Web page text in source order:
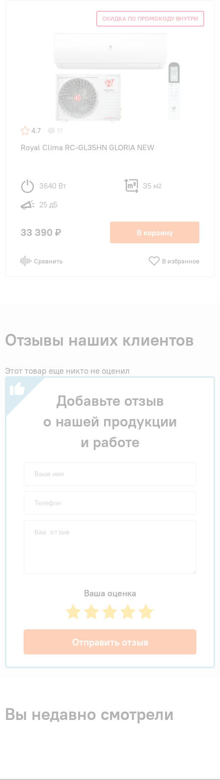
СКИДКА ПО ПРОМОКОДУ ВНУТРИ
4.7 17
Royal Clima RC-GL35HN GLORIA NEW
3640 Вт 35 м2
25 дБ
33 390 ₽ В корзину
Сравнить В избранное
Отзывы наших клиентов
Этот товар еще никто не оценил
Добавьте отзыв
о нашей продукции
и работе
Ваша оценка
Отправить отзыв
Вы недавно смотрели